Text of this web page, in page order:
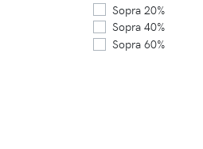
Sopra 20%
Sopra 40%
Sopra 60%